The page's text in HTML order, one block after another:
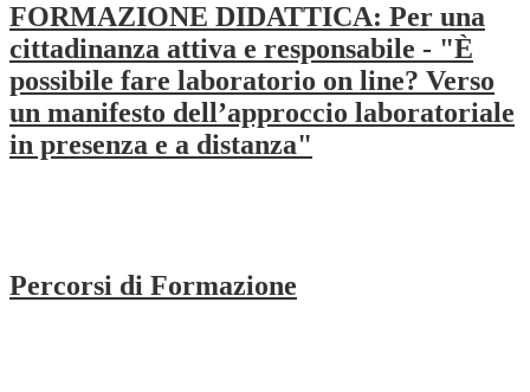
FORMAZIONE DIDATTICA: Per una
cittadinanza attiva e responsabile - "È
possibile fare laboratorio on line? Verso
un manifesto dell’approccio laboratoriale
in presenza e a distanza"
Percorsi di Formazione